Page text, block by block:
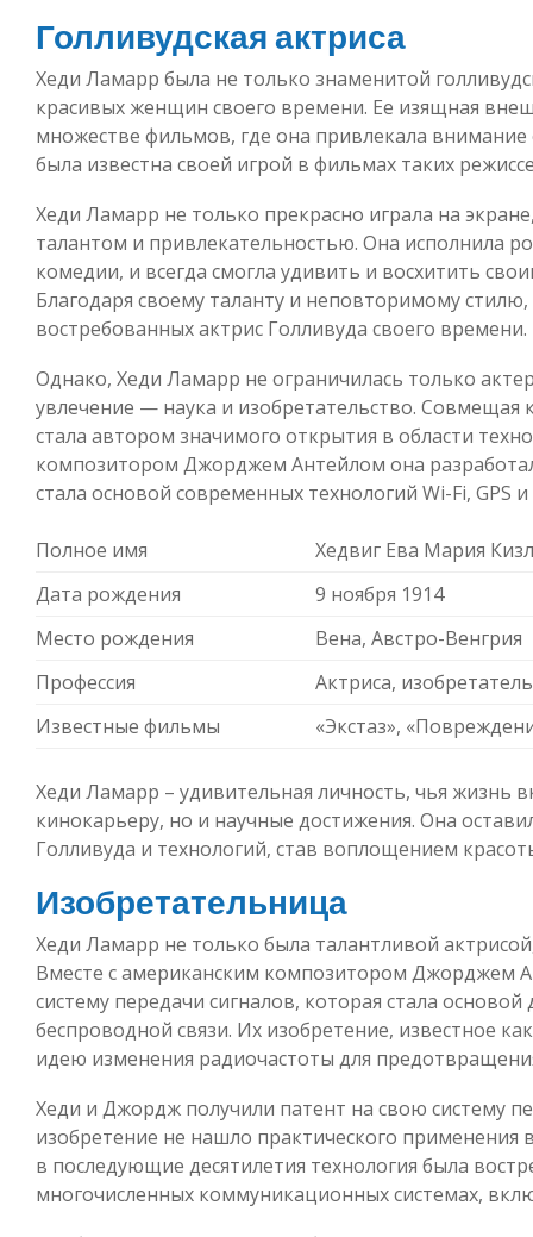
Голливудская актриса
Хеди Ламарр была не только знаменитой
красивых женщин своего времени. Ее изящная
множестве фильмов, где она привлекала
была известна своей игрой в фильмах таких
Хеди Ламарр не только прекрасно играла на
талантом и привлекательностью. Она исполнила
комедии, и всегда смогла удивить и восхитить
Благодаря своему таланту и неповторимому
востребованных актрис Голливуда своего времени.
Однако, Хеди Ламарр не ограничилась только
увлечение — наука и изобретательство. Совмещая
стала автором значимого открытия в области
композитором Джорджем Антейлом она
стала основой современных технологий Wi-Fi, GPS
Полное имя
Хедвиг Ева Мария
Дата рождения
9 ноября 1914
Место рождения
Вена, Австро-Венгрия
Профессия
Актриса,
Известные фильмы
«Экстаз»,
Хеди Ламарр – удивительная личность, чья жизнь
кинокарьеру, но и научные достижения. Она
Голливуда и технологий, став воплощением
Изобретательница
Хеди Ламарр не только была талантливой
Вместе с американским композитором Джорджем
систему передачи сигналов, которая стала
беспроводной связи. Их изобретение, известное
идею изменения радиочастоты для
Хеди и Джордж получили патент на свою систему
изобретение не нашло практического
в последующие десятилетия технология была
многочисленных коммуникационных системах,